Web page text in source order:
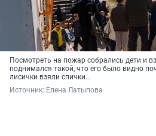
Посмотреть на пожар собрались дети и
поднимался такой, что его было видно
лисички взяли спички...
Источник: Елена Латыпова